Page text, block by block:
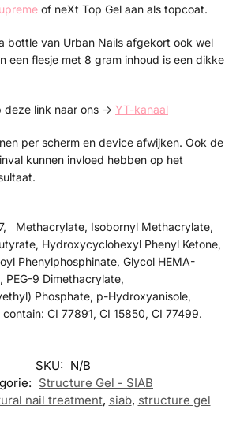
of neXt Top Gel aan als topcoat.
bottle van Urban Nails afgekort ook wel
een flesje met 8 gram inhoud is een dikke
link naar ons -> YT-kanaal
per scherm en device afwijken. Ook de
kunnen invloed hebben op het
Methacrylate, Isobornyl Methacrylate,
Hydroxycyclohexyl Phenyl Ketone,
Phenylphosphinate, Glycol HEMA-
PEG-9 Dimethacrylate,
Phosphate, p-Hydroxyanisole,
CI 77891, CI 15850, CI 77499.
SKU: N/B
Structure Gel - SIAB
nail treatment, siab, structure gel